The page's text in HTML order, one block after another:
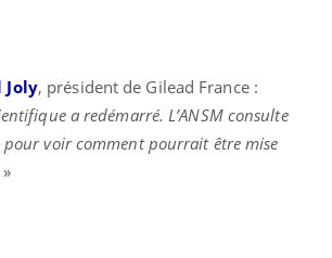
Joly, président de Gilead France :
a redémarré. L’ANSM consulte
pour voir comment pourrait être mise
»